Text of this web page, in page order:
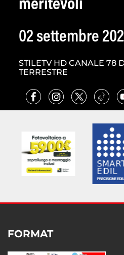
meritevoli
02 settembre
STILETV HD CANALE 78
TERRESTRE
FORMAT